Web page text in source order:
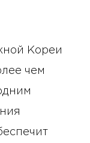
Кореи
чем